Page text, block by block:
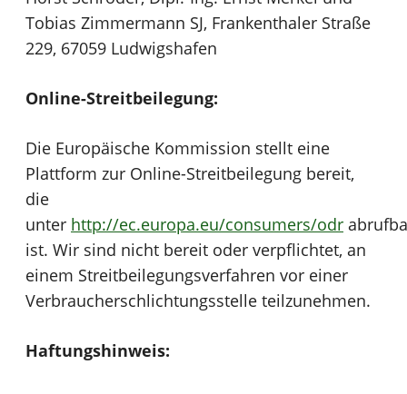
Tobias Zimmermann SJ, Frankenthaler Straße
229, 67059 Ludwigshafen
Online-Streitbeilegung:
Die Europäische Kommission stellt eine
Plattform zur Online-Streitbeilegung bereit,
die
unter http://ec.europa.eu/consumers/odr
ist. Wir sind nicht bereit oder verpflichtet, an
einem Streitbeilegungsverfahren vor einer
Verbraucherschlichtungsstelle teilzunehmen.
Haftungshinweis: